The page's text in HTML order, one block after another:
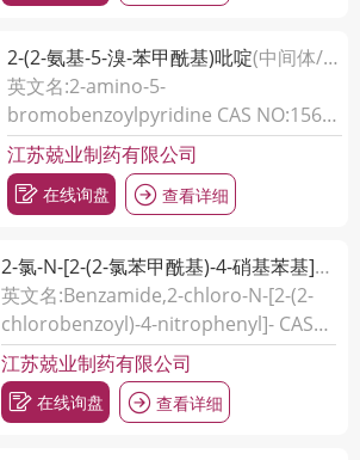
2-(2-氨基-5-溴-苯甲酰基)吡啶(中间体/医药中...)
英文名:2-amino-5-
bromobenzoylpyridine CAS NO:1563-
56-0
江苏兢业制药有限公司
在线询盘 查看详细
2-氯-N-[2-(2-氯苯甲酰基)-4-硝基苯基]-苯甲酰胺
英文名:Benzamide,2-chloro-N-[2-(2-
chlorobenzoyl)-4-nitrophenyl]- CAS
NO:24863-73-8
江苏兢业制药有限公司
在线询盘 查看详细